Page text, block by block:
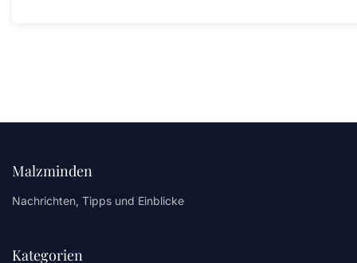
Malzminden
Nachrichten, Tipps und Einblicke
Kategorien